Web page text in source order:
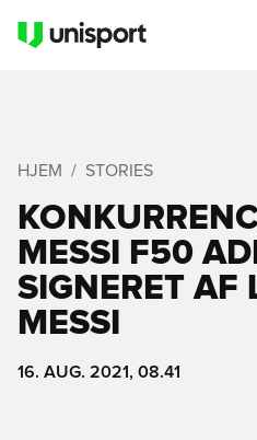
HJEM STORIES
MESSI F50
SIGNERET AF
MESSI
16. AUG. 2021, 08.41